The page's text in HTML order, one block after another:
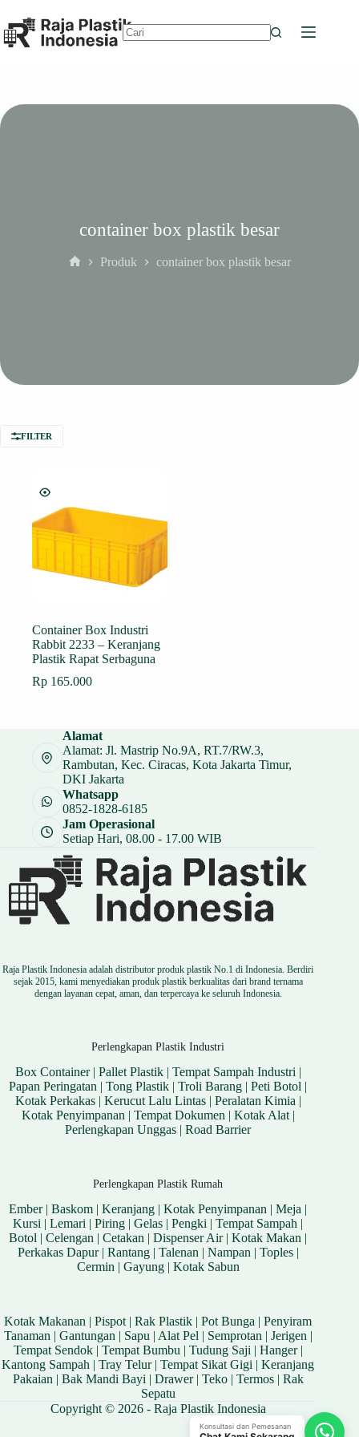
to
content
container box plastik besar
Produk container box plastik besar
FILTER
Container Box Industri
Rabbit 2233 – Keranjang
Plastik Rapat Serbaguna
Rp 165.000
Alamat
Alamat: Jl. Mastrip No.9A, RT.7/RW.3,
Rambutan, Kec. Ciracas, Kota Jakarta Timur,
DKI Jakarta
Whatsapp
0852-1828-6185
Jam Operasional
Setiap Hari, 08.00 - 17.00 WIB
Raja Plastik Indonesia adalah distributor produk plastik No.1 di Indonesia. Berdiri
sejak 2015, kami menyediakan produk plastik berkualitas dari brand ternama
dengan layanan cepat, aman, dan terpercaya ke seluruh Indonesia.
Perlengkapan Plastik Industri
Box Container| Pallet Plastik| Tempat Sampah Industri |
Papan Peringatan |Tong Plastik |Troli Barang |Peti Botol |
Kotak Perkakas| Kerucut Lalu Lintas| Peralatan Kimia |
Kotak Penyimpanan | Tempat Dokumen | Kotak Alat|
Perlengkapan Unggas |Road Barrier
Perlengkapan Plastik Rumah
Ember|Baskom |Keranjang |Kotak Penyimpanan |Meja |
Kursi |Lemari |Piring |Gelas |Pengki |Tempat Sampah |
Botol |Celengan |Cetakan |Dispenser Air|Kotak Makan |
Perkakas Dapur| Rantang| Talenan| Nampan| Toples|
Cermin| Gayung| Kotak Sabun
Kotak Makanan |Pispot|Rak Plastik |Pot Bunga |Penyiram
Tanaman| Gantungan| Sapu| Alat Pel| Semprotan| Jerigen|
Tempat Sendok| Tempat Bumbu| Tudung Saji| Hanger|
Kantong Sampah |Tray Telur|Tempat Sikat Gigi |Keranjang
Pakaian| Bak Mandi Bayi| Drawer| Teko| Termos| Rak
Sepatu
Copyright © 2026 - Raja Plastik Indonesia
Konsultasi dan Pemesanan